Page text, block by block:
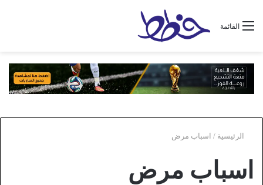
القائمة
الرئيسية / اسباب مرض
اسباب مرض